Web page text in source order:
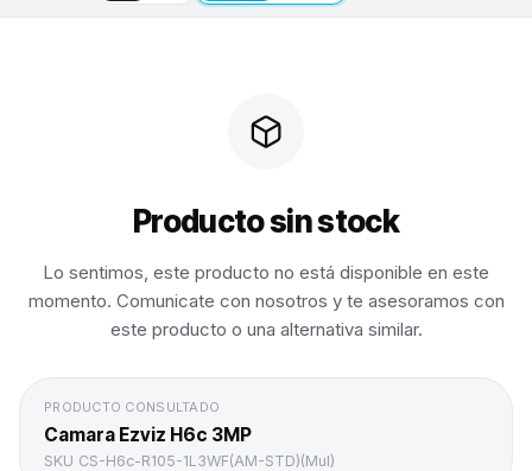
Producto sin stock
Lo sentimos, este producto no está disponible en este
momento. Comunicate con nosotros y te asesoramos con
este producto o una alternativa similar.
PRODUCTO CONSULTADO
Camara Ezviz H6c 3MP
SKU CS-H6c-R105-1L3WF(AM-STD)(Mul)